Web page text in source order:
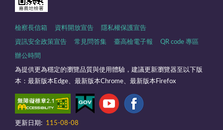
檢察長信箱 資料開放宣告 隱私權保護宣告
資訊安全政策宣告 常見問答集 臺高檢電子報 QR code 專區
辦公時間
為提供更為穩定的瀏覽品質與使用體驗，建議更新瀏覽器至以下版
本：最新版本Edge、最新版本Chrome、最新版本Firefox
更新日期: 115-08-08